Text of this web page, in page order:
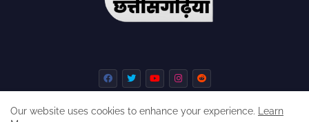
Our website uses cookies to enhance your experience.
Learn